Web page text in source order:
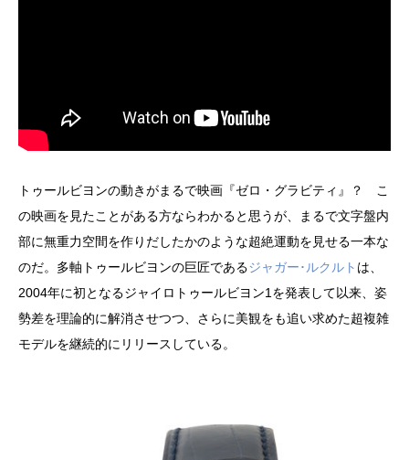
トゥールビヨンの動きがまるで映画『ゼロ・グラビティ』？ こ
の映画を見たことがある方ならわかると思うが、まるで文字盤内
部に無重力空間を作りだしたかのような超絶運動を見せる一本な
のだ。多軸トゥールビヨンの巨匠であるジャガー･ルクルト は、
2004年に初となるジャイロトゥールビヨン1を発表して以来、姿
勢差を理論的に解消させつつ、さらに美観をも追い求めた超複雑
モデルを継続的にリリースしている。